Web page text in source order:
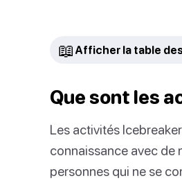
📖 Afficher la table
Que sont les
Les activités
connaissance avec de
personnes qui ne se